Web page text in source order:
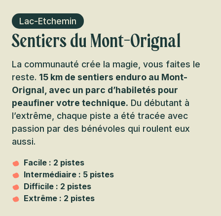
Lac-Etchemin
Sentiers du Mont-Orignal
La communauté crée la magie, vous faites le
reste. 15 km de sentiers enduro au Mont-
Orignal, avec un parc d’habiletés pour
peaufiner votre technique. Du débutant à
l’extrême, chaque piste a été tracée avec
passion par des bénévoles qui roulent eux
aussi.
Facile : 2 pistes
Intermédiaire : 5 pistes
Difficile : 2 pistes
Extrême : 2 pistes